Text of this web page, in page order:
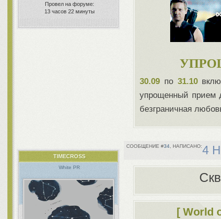
Провел на форуме:
13 часов 22 минуты
30.09по 31.10
упрощенный прием
безграничная
34 4
TIMECROSS
White PR
[ World